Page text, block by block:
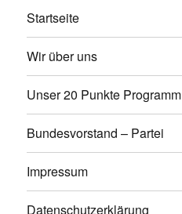
Startseite
Wir über uns
Unser 20 Punkte Programm
Bundesvorstand – Partei
Impressum
Datenschutzerklärung